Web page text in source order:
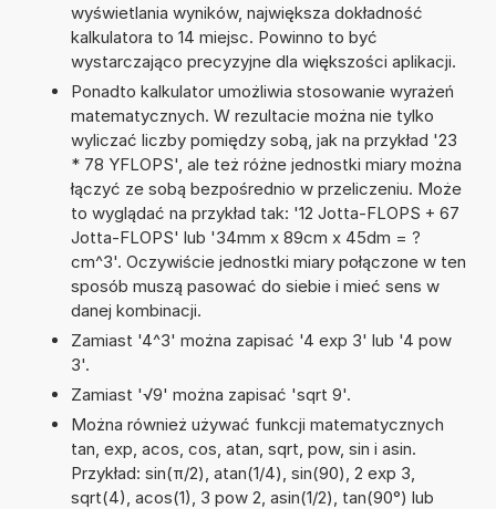
wyświetlania wyników, największa dokładność
kalkulatora to 14 miejsc. Powinno to być
wystarczająco precyzyjne dla większości aplikacji.
Ponadto kalkulator umożliwia stosowanie wyrażeń
matematycznych. W rezultacie można nie tylko
wyliczać liczby pomiędzy sobą, jak na przykład '23
* 78 YFLOPS', ale też różne jednostki miary można
łączyć ze sobą bezpośrednio w przeliczeniu. Może
to wyglądać na przykład tak: '12 Jotta-FLOPS + 67
Jotta-FLOPS' lub '34mm x 89cm x 45dm = ?
cm^3'. Oczywiście jednostki miary połączone w ten
sposób muszą pasować do siebie i mieć sens w
danej kombinacji.
Zamiast '4^3' można zapisać '4 exp 3' lub '4 pow
3'.
Zamiast '√9' można zapisać 'sqrt 9'.
Można również używać funkcji matematycznych
tan, exp, acos, cos, atan, sqrt, pow, sin i asin.
Przykład: sin(π/2), atan(1/4), sin(90), 2 exp 3,
sqrt(4), acos(1), 3 pow 2, asin(1/2), tan(90°) lub